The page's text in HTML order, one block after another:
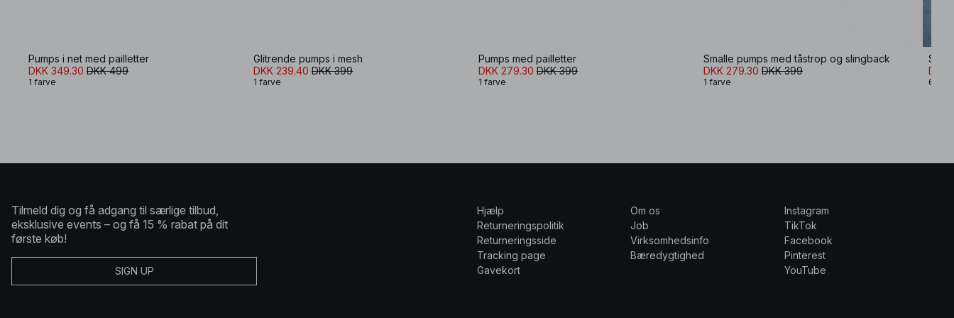
Pumps i net med pailletter
DKK 349.30 DKK 499
1 farve
Glitrende pumps i mesh
DKK 239.40 DKK 399
1 farve
Pumps med pailletter
DKK 279.30 DKK 399
1 farve
Smalle pumps med tåstrop og slingback
DKK 279.30 DKK 399
1 farve
DKK
6
Tilmeld dig og få adgang til særlige tilbud,
eksklusive events – og få 15 % rabat på dit
første køb!
SIGN UP
Hjælp
Returneringspolitik
Returneringsside
Tracking page
Gavekort
Om os
Job
Virksomhedsinfo
Bæredygtighed
Instagram
TikTok
Facebook
Pinterest
YouTube